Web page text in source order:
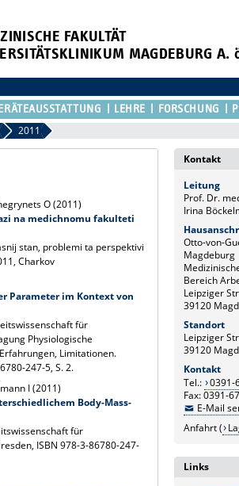
FAKULTÄT
MAGDEBURG A.
LEHRE FORSCHUNG
2011
O (2011)
na medichnomu fakulteti
stan, problemi ta perspektivi
Charkov
Parameter im Kontext von
für
Physiologische
Limitationen.
247-5, S. 2.
I (2011)
Body-Mass-
für
ISBN 978-3-86780-247-
Kontakt
Leitung
Prof. Dr.
Irina
Otto-von-
Magdeburg
Bereich
Leipziger
39120
Standort
Leipziger
39120
Kontakt
Tel.: 0391-
Fax: 0391-
E-Mail
Anfahrt (
Links